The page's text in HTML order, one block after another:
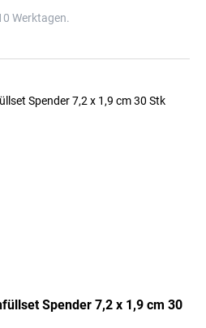
Werktagen.
Spender 7,2 x 1,9 cm 30